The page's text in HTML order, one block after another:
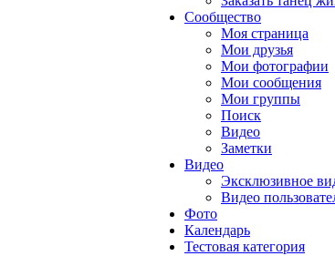
Сообщество
Моя страница
Мои друзья
Мои фотографии
Мои сообщения
Мои группы
Поиск
Видео
Заметки
Видео
Эксклюзивное
Видео
Фото
Календарь
Тестовая категория